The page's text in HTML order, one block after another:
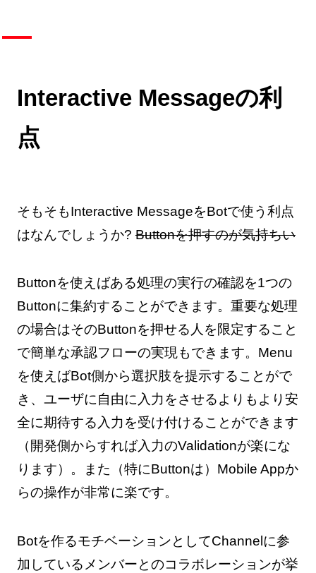
Interactive Messageの利
点
そもそもInteractive MessageをBotで使う利点
はなんでしょうか?Buttonを押すのが気持ちい
Buttonを使えばある処理の実行の確認を1つの
Buttonに集約することができます。重要な処理
の場合はそのButtonを押せる人を限定すること
で簡単な承認フローの実現もできます。Menu
を使えばBot側から選択肢を提示することがで
き、ユーザに自由に入力をさせるよりもより安
全に期待する入力を受け付けることができます
（開発側からすれば入力のValidationが楽にな
ります）。また（特にButtonは）Mobile Appか
らの操作が非常に楽です。
Botを作るモチベーションとしてChannelに参
加しているメンバーとのコラボレーションが挙